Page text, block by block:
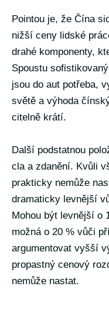
Pointou je, že Čína
nižší ceny lidské
drahé komponenty,
Spoustu
jsou do aut potřeba,
světě a výhoda
citelně krátí.
Další podstatnou
cla a zdanění. Kvůli
prakticky nemůže
dramaticky levnější
Mohou být levnější o
možná o 20 % vůči
argumentovat vyšší
propastný cenový
nemůže nastat.